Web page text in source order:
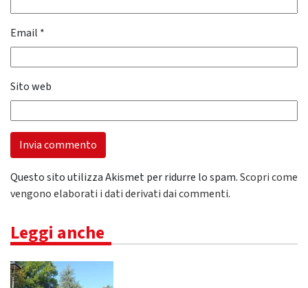
Email *
Sito web
Questo sito utilizza Akismet per ridurre lo spam.Scopri come
vengono elaborati i dati derivati dai commenti.
Leggi anche